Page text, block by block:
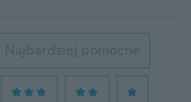
Najbardziej pomocne